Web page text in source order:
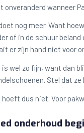
onveranderd wanneer
nog meer. Want
of in de schuur
er zijn hand niet voor
is wel zo fijn, want dan
Stel dat
hoeft dus niet. Voor
onderhoud